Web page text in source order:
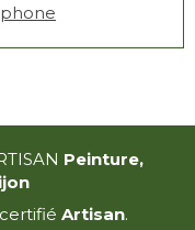
Peinture,
Artisan.